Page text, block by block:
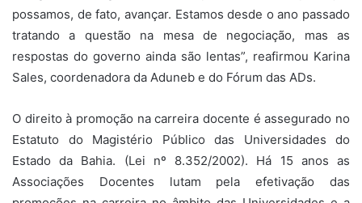
possamos, de fato, avançar. Estamos desde o ano passado
tratando a questão na mesa de negociação, mas as
respostas do governo ainda são lentas”, reafirmou Karina
Sales, coordenadora da Aduneb e do Fórum das ADs.
O direito à promoção na carreira docente é assegurado no
Estatuto do Magistério Público das Universidades do
Estado da Bahia. (Lei nº 8.352/2002). Há 15 anos as
Associações Docentes lutam pela efetivação das